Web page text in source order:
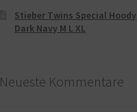
Stieber Twins Special Hoody
Dark Navy M L XL
Neueste Kommentare